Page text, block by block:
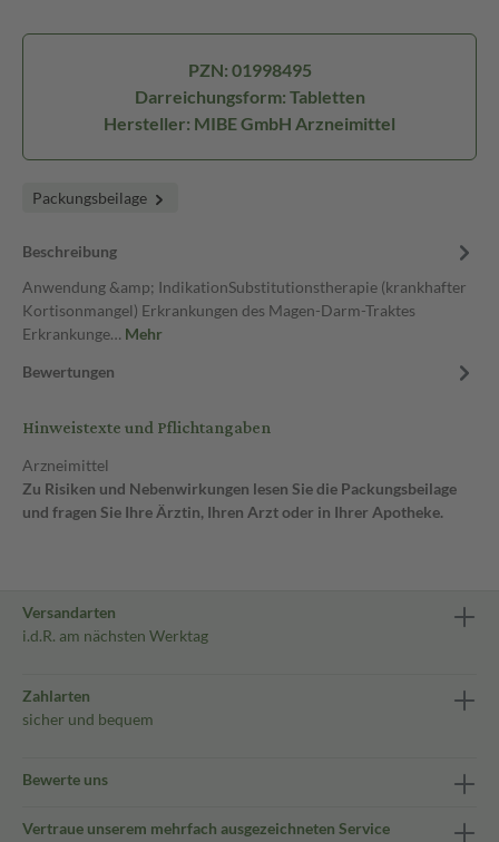
PZN: 01998495
Darreichungsform: Tabletten
Hersteller: MIBE GmbH Arzneimittel
Packungsbeilage
Beschreibung
Anwendung &amp; IndikationSubstitutionstherapie (krankhafter
Kortisonmangel) Erkrankungen des Magen-Darm-Traktes
Erkrankunge… Mehr
Bewertungen
Hinweistexte und Pflichtangaben
Arzneimittel
Zu Risiken und Nebenwirkungen lesen Sie die Packungsbeilage
und fragen Sie Ihre Ärztin, Ihren Arzt oder in Ihrer Apotheke.
Versandarten
i.d.R. am nächsten Werktag
Zahlarten
sicher und bequem
Bewerte uns
Vertraue unserem mehrfach ausgezeichneten Service